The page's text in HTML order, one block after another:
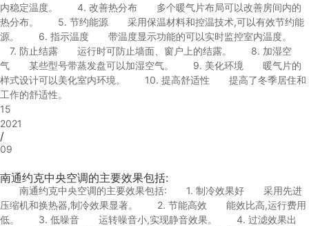
内稳定温度。 4. 改善热分布 多个暖气片布局可以改善房间内的
热分布。 5. 节约能源 采用保温材料和控温技术,可以有效节约能
源。 6. 指示温度 带温度显示功能的可以实时监控室内温度。
7. 防止结露 运行时可防止墙面、窗户上的结露。 8. 加湿空
气 某些型号带蒸发盘可以加湿空气。 9. 美化环境 暖气片的
样式设计可以美化室内环境。 10. 提高舒适性 提高了冬季居住和
工作的舒适性。
15
2021
/
09
南通约克中央空调的主要效果包括:
南通约克中央空调的主要效果包括: 1. 制冷效果好 采用先进
压缩机和换热器,制冷效果显著。 2. 节能高效 能效比高,运行费用
低。 3. 低噪音 运转噪音小,实现静音效果。 4. 过滤效果出